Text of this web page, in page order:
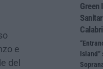
e
del
Green
Island”